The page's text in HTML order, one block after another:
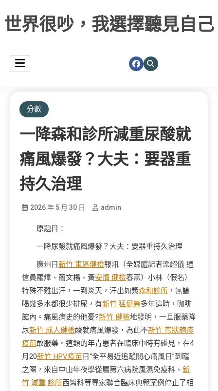
世界很吵，我選擇聽見自己
分數
一降森和診所減重尿酸就
痛風爆發？大夫：要器重
持久治理
2026 年 5 月 30 日 admin
原題目：
一降尿酸就痛風爆發？大夫：要器重持久治理
廣州日新竹 東區健檢報訊（全媒體記者梁超儀 通
信員羅煒、簡文楊、黃安慎 健檢春燕）小林（假名）
特殊不難出汗，一到炎天，汗出如漿森和診所 ，無論
喝幾多水都很少排尿，有新竹 猛健樂多年這時，咖啡
館內。痛風病史的他憂?新竹 健檢地發明，一旦服藥降
尿新竹 成人健檢酸就痛風爆發，為此不新竹 帶狀皰疹
疫苗敢服藥。這類的年青患者在臨床中時有碰見，在4
月20新竹 HPV疫苗日“全平易近追蹤關心痛風日”到臨
之際，來自中山年夜學從屬第六病院風濕免疫科、 新
竹 減重 診所西醫科等專家聯合臨床典範案例停止了相